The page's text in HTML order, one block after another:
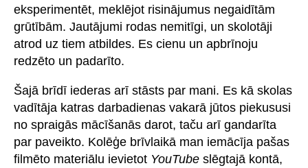
eksperimentēt, meklējot risinājumus negaidītām
grūtībām. Jautājumi rodas nemitīgi, un skolotāji
atrod uz tiem atbildes. Es cienu un apbrīnoju
redzēto un padarīto.
Šajā brīdī iederas arī stāsts par mani. Es kā skolas
vadītāja katras darbadienas vakarā jūtos piekususi
no spraigās mācīšanās darot, taču arī gandarīta
par paveikto. Kolēģe brīvlaikā man iemācīja pašas
filmēto materiālu ievietot YouTube slēgtajā kontā,